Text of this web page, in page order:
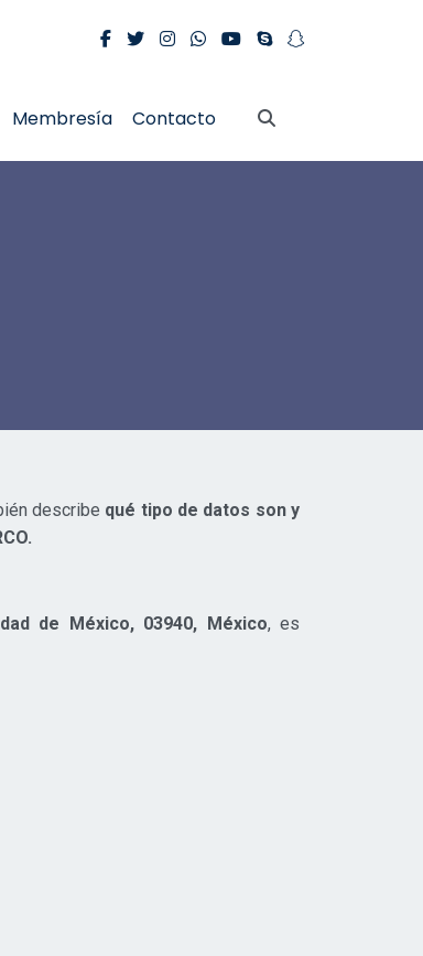
Membresía Contacto
describe qué tipo de datos son y
de México, 03940, México, es